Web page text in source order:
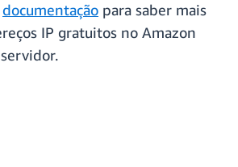
documentação para saber mais
IP gratuitos no Amazon